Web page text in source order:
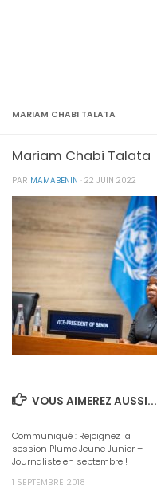
MARIAM CHABI TALATA
Mariam Chabi Talata
PAR MAMABENIN · 22 JUIN 2022
VOUS AIMEREZ AUSSI...
Communiqué : Rejoignez la
session Plume Jeune Junior –
Journaliste en septembre !
1 SEPTEMBRE 2018